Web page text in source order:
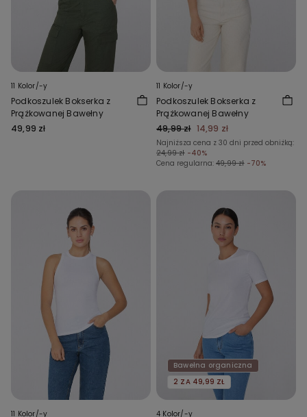
11 Kolor/-y
Podkoszulek Bokserka z
Prążkowanej Bawełny
49,99 zł
11 Kolor/-y
Podkoszulek Bokserka z
Prążkowanej Bawełny
49,99 zł 14,99 zł
Najniższa cena z 30 dni przed obniżką:
24,99 zł -40%
Cena regularna: 49,99 zł -70%
11 Kolor/-y
Bawełna organiczna
2 ZA 49,99 ZŁ
4 Kolor/-y